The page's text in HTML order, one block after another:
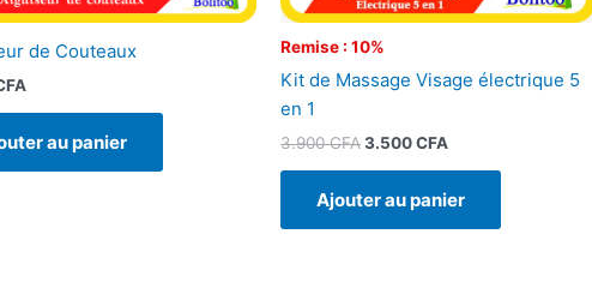
de Couteaux
au panier
Remise : 10%
Kit de Massage Visage électrique 5
en 1
3.900CFA3.500CFA
Ajouter au panier